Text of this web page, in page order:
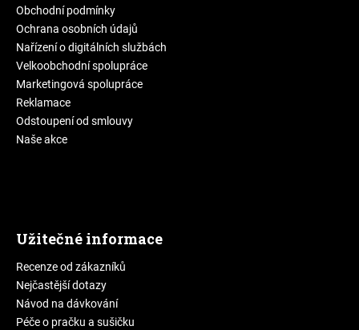
Obchodní podmínky
Ochrana osobních údajů
Nařízení o digitálních službách
Velkoobchodní spolupráce
Marketingová spolupráce
Reklamace
Odstoupení od smlouvy
Naše akce
Užitečné informace
Recenze od zákazníků
Nejčastější dotazy
Návod na dávkování
Péče o pračku a sušičku